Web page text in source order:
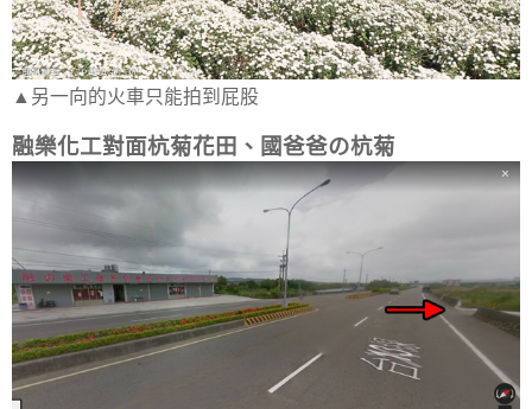
▲另一向的火車只能拍到屁股
融樂化工對面杭菊花田、國爸爸の杭菊